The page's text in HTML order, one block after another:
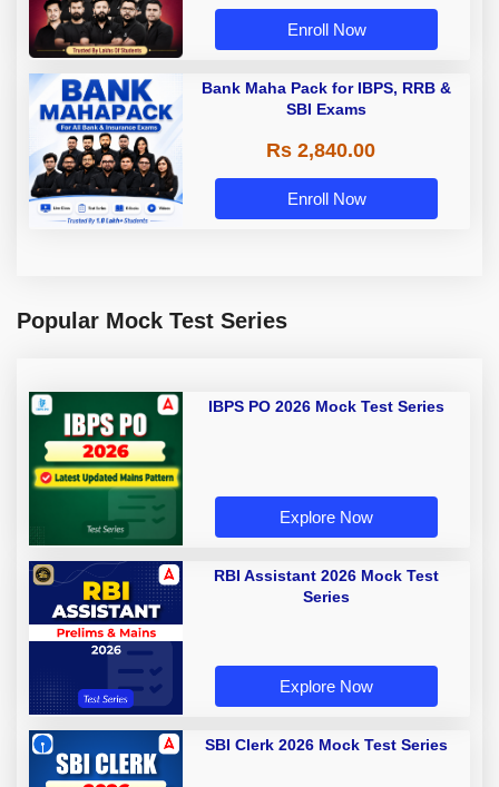
Enroll Now
Bank Maha Pack for IBPS, RRB &
SBI Exams
Rs 2,840.00
Enroll Now
Popular Mock Test Series
IBPS PO 2026 Mock Test Series
Explore Now
RBI Assistant 2026 Mock Test
Series
Explore Now
SBI Clerk 2026 Mock Test Series